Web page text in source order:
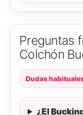
Preguntas
Colchón
Dudas
¿El